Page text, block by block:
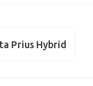
Prius Hybrid